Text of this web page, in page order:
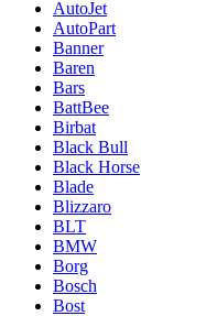
AutoJet
AutoPart
Banner
Baren
Bars
BattBee
Birbat
Black Bull
Black Horse
Blade
Blizzaro
BLT
BMW
Borg
Bosch
Bost